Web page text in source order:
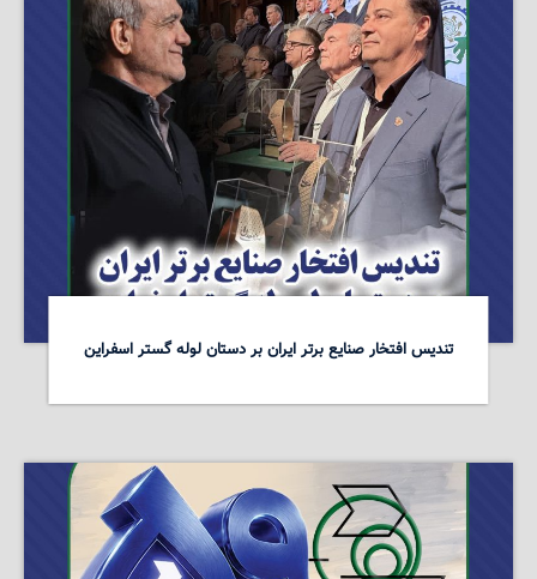
تندیس افتخار صنایع برتر ایران بر دستان لوله گستر اسفراین